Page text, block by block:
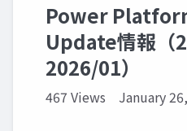
Power
Update情報（
2026/01）
467 Views January